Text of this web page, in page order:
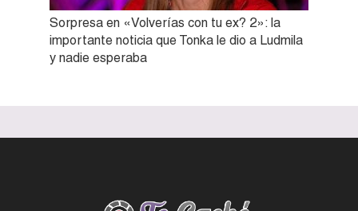
Sorpresa en «Volverías con tu ex? 2»: la
importante noticia que Tonka le dio a Ludmila
y nadie esperaba